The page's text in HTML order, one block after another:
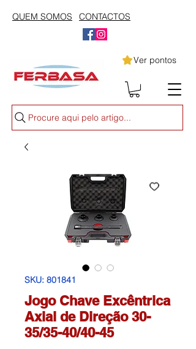
QUEM SOMOS CONTACTOS
Ver pontos
Procure aqui pelo artigo...
SKU: 801841
Jogo Chave Excêntrica
Axial de Direção 30-
35/35-40/40-45